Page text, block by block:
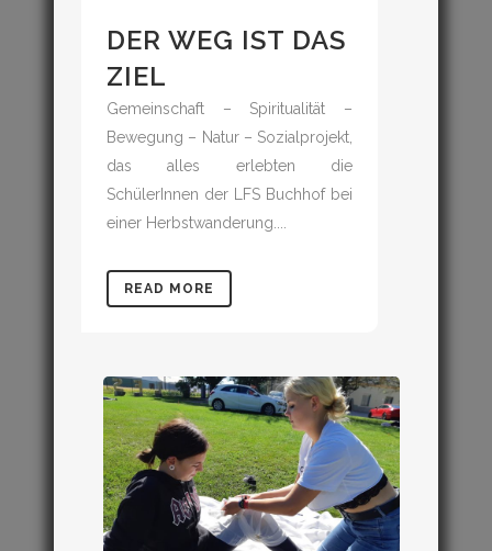
DER WEG IST DAS
ZIEL
Gemeinschaft – Spiritualität –
Bewegung – Natur – Sozialprojekt,
das alles erlebten die
SchülerInnen der LFS Buchhof bei
einer Herbstwanderung....
READ MORE